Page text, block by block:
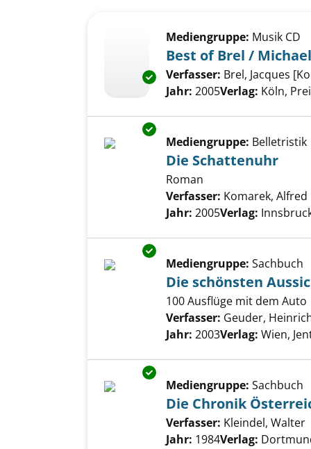
Exemplar-Details von Best of
Mediengruppe: Musik CD
Best of Brel /
Verfasser: Brel, Jacques
Jahr: 2005Verlag: Köln,
Exemplar-Details von Die
Mediengruppe: Belletristik
Die Schattenuhr
Roman
Verfasser: Komarek, Alfred
Jahr: 2005Verlag:
Exemplar-Details von Die
Mediengruppe: Sachbuch
Die schönsten
100 Ausflüge mit dem Auto
Verfasser: Geuder,
Jahr: 2003Verlag: Wien,
Exemplar-Details von Die
Mediengruppe: Sachbuch
Die Chronik
Verfasser: Kleindel, Walter
Jahr: 1984Verlag: